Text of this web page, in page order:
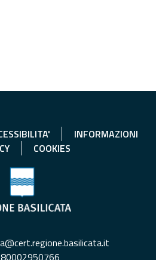
INFORMAZIONI
COOKIES
80002950766